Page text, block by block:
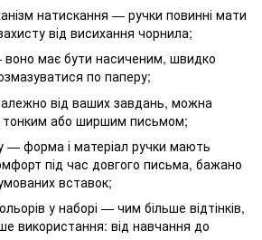
натискання — ручки повинні мати
від висихання чорнила;
воно має бути насиченим, швидко
по паперу;
від ваших завдань, можна
тонким або ширшим письмом;
— форма і матеріал ручки мають
під час довгого письма, бажано
вставок;
у наборі — чим більше відтінків,
використання: від навчання до